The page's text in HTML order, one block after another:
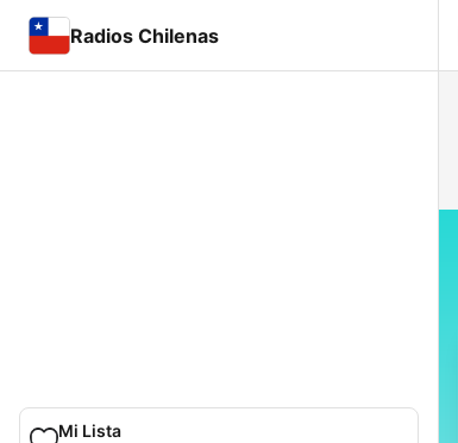
Radios Chilenas
Mi Lista